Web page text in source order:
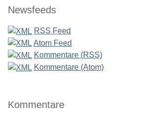
Newsfeeds
RSS Feed
Atom Feed
Kommentare (RSS)
Kommentare (Atom)
Kommentare